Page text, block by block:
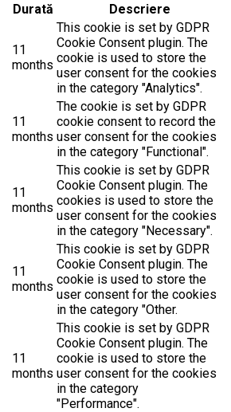
Durată Descriere
11
months
This cookie is set by GDPR
Cookie Consent plugin. The
cookie is used to store the
user consent for the cookies
in the category "Analytics".
11
months
The cookie is set by GDPR
cookie consent to record the
user consent for the cookies
in the category "Functional".
11
months
This cookie is set by GDPR
Cookie Consent plugin. The
cookies is used to store the
user consent for the cookies
in the category "Necessary".
11
months
This cookie is set by GDPR
Cookie Consent plugin. The
cookie is used to store the
user consent for the cookies
in the category "Other.
11
months
This cookie is set by GDPR
Cookie Consent plugin. The
cookie is used to store the
user consent for the cookies
in the category
"Performance".